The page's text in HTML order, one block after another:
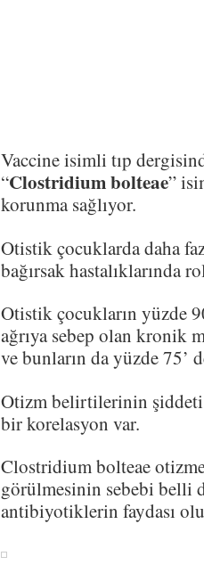
Vaccine isimli tıp
“Clostridium bolteae”
korunma sağlıyor.
Otistik çocuklarda daha
bağırsak hastalıklarında
Otistik çocukların yüzde
ağrıya sebep olan kronik
ve bunların da yüzde 75’
Otizm belirtilerinin şiddeti
bir korelasyon var.
Clostridium bolteae
görülmesinin sebebi belli
antibiyotiklerin faydası